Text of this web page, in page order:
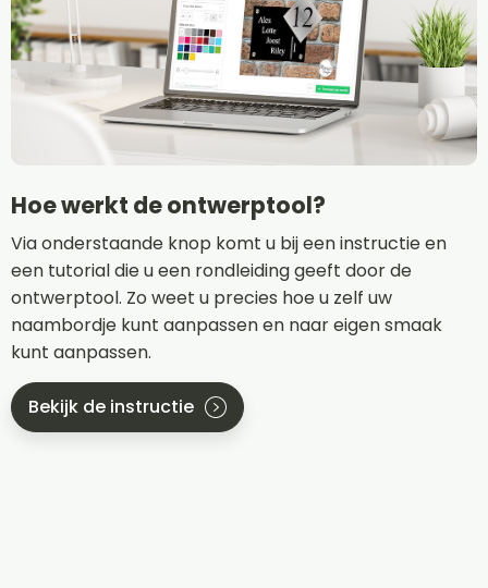
Hoe werkt de ontwerptool?
Via onderstaande knop komt u bij een instructie en
een tutorial die u een rondleiding geeft door de
ontwerptool. Zo weet u precies hoe u zelf uw
naambordje kunt aanpassen en naar eigen smaak
kunt aanpassen.
Bekijk de instructie